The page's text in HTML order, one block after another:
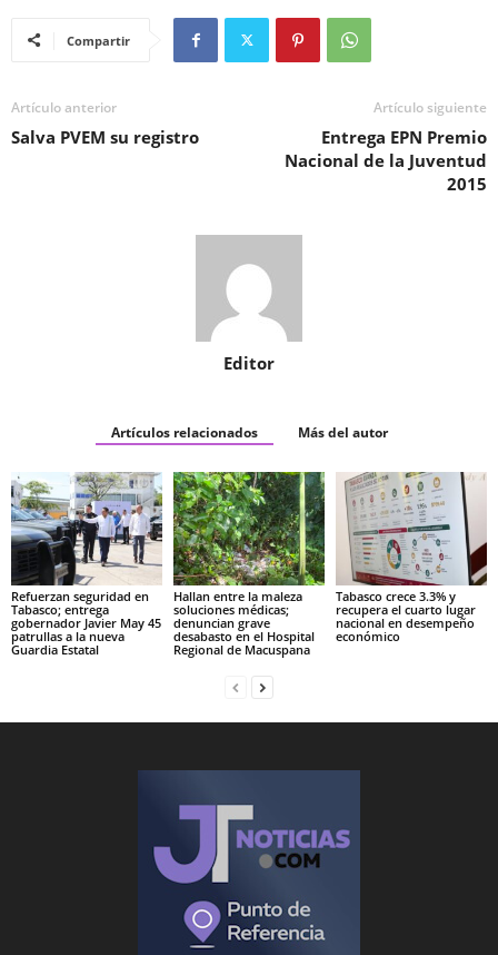
Compartir
Artículo anterior
Salva PVEM su registro
Artículo siguiente
Entrega EPN Premio
Nacional de la Juventud
2015
Editor
Artículos relacionados Más del autor
Refuerzan seguridad en
Tabasco; entrega
gobernador Javier May 45
patrullas a la nueva
Guardia Estatal
Hallan entre la maleza
soluciones médicas;
denuncian grave
desabasto en el Hospital
Regional de Macuspana
Tabasco crece 3.3% y
recupera el cuarto lugar
nacional en desempeño
económico